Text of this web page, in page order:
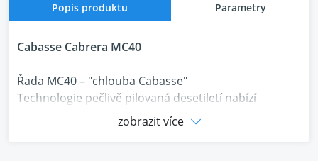
Popis produktu Parametry
Cabasse Cabrera MC40
Řada MC40 – "chlouba Cabasse"
Technologie pečlivě pilovaná desetiletí nabízí
špičkovou úroveň reprodukce, vynikající muzikálnost
zobrazit více